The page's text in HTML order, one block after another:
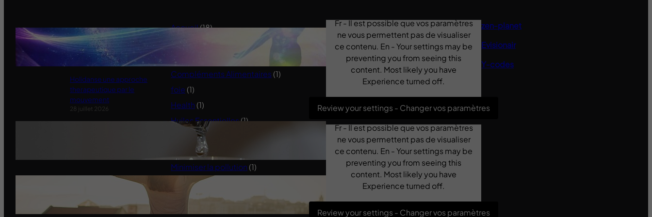
Ensemble pour retrouver notre
souveraineté
11 janvier 2022
Holidanse une approche
therapeutique par le
mouvement
28 juillet 2026
Miracle Morning-Les
14 mars 2024
Accueil(18)
Compléments Alimentaires (1)
foie (1)
Health (1)
Huiles Essentielles(1)
Infos du site
Méditation – Spiritualité
Minimiser la pollution (1)
Santé(5)
Fr - Il est possible que vos paramètres
ne vous permettent pas de visualiser
ce contenu. En - Your settings may be
preventing you from seeing this
content. Most likely you have
Experience turned off.
Review your settings - Changer vos paramètres
Fr - Il est possible que vos paramètres
ne vous permettent pas de visualiser
ce contenu. En - Your settings may be
preventing you from seeing this
content. Most likely you have
Experience turned off.
Review your settings - Changer vos paramètres
zen-planet
Evisionair
Y-codes